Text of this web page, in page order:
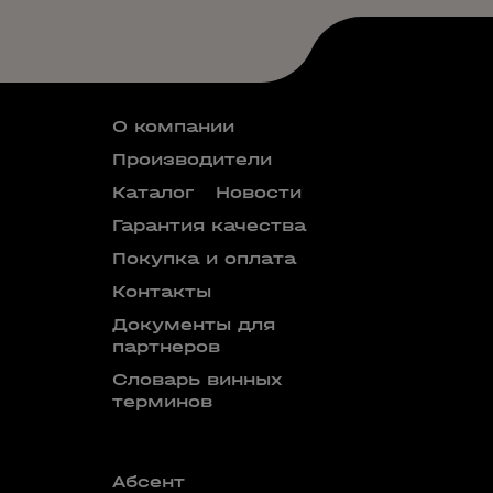
О компании
Производители
Каталог
Новости
Гарантия качества
Покупка и оплата
Контакты
Документы для
партнеров
Словарь винных
терминов
Абсент